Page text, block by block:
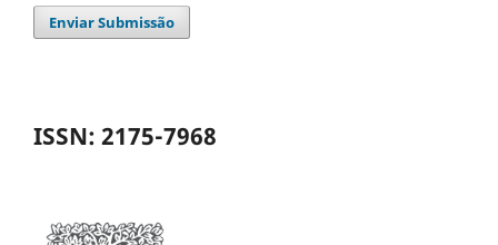
Enviar Submissão
ISSN: 2175-7968